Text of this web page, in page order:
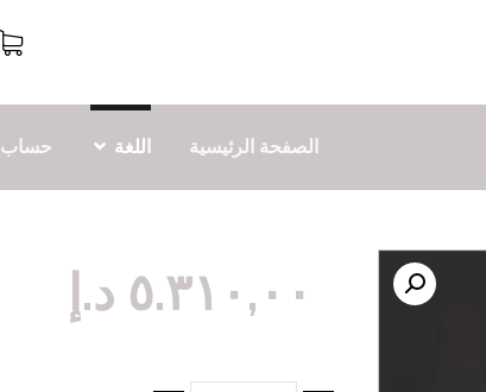
الصفحة الرئيسية اللغة حساب
٥.٣١٠,٠٠ د.إ